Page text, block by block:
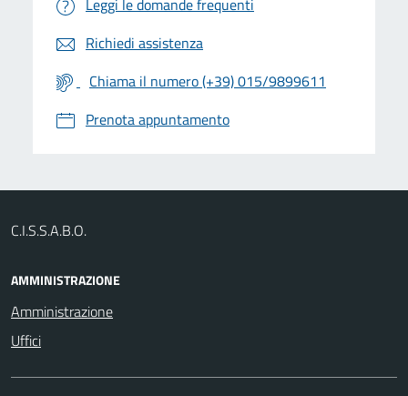
Richiedi assistenza
Chiama il numero (+39) 015/9899611
Prenota appuntamento
C.I.S.S.A.B.O.
AMMINISTRAZIONE
Amministrazione
Uffici